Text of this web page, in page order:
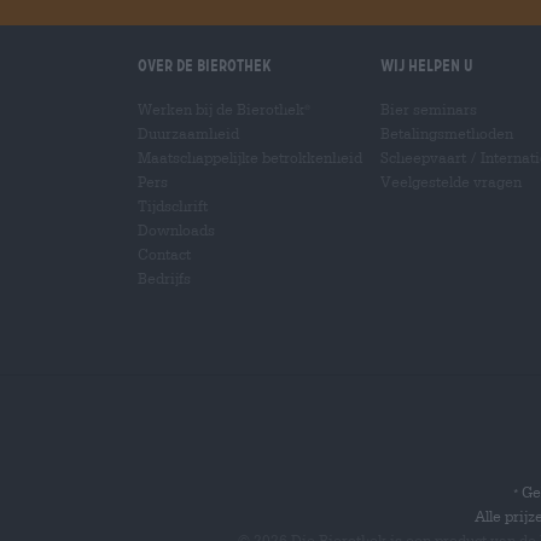
Over de Bierothek Wij helpen u
*
Alle